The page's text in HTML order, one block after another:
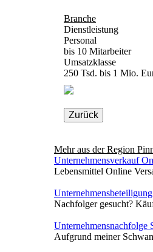
Branche
Dienstleistung
Personal
bis 10 Mitarbeiter
Umsatzklasse
250 Tsd. bis 1 Mio.
Zurück
Mehr aus der Region
Unternehmensverkauf
Lebensmittel Online
Nachfolger gesucht?
Unternehmensnachfolge
Aufgrund meiner